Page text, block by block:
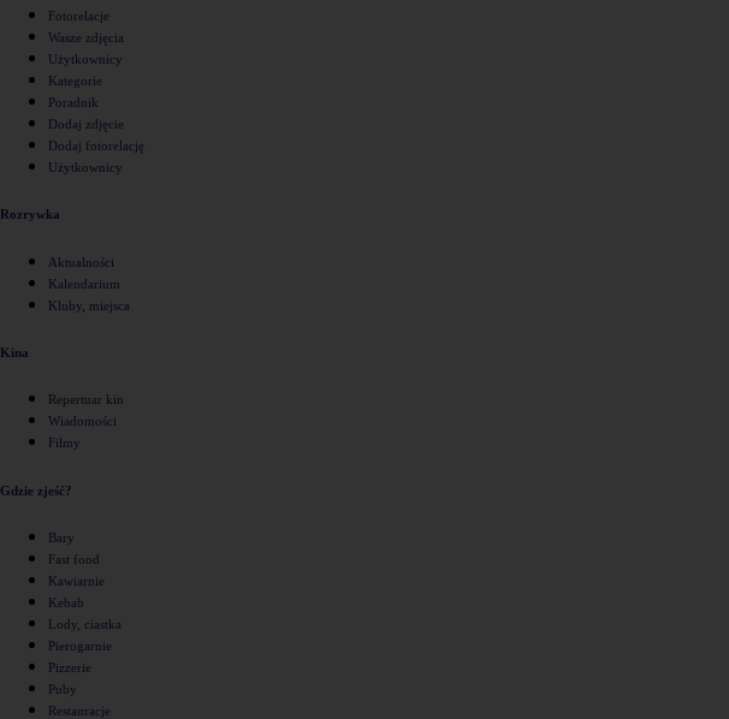
Fotorelacje
Wasze zdjęcia
Użytkownicy
Kategorie
Poradnik
Dodaj zdjęcie
Dodaj fotorelację
Użytkownicy
Rozrywka
Aktualności
Kalendarium
Kluby, miejsca
Kina
Repertuar kin
Wiadomości
Filmy
Gdzie zjeść?
Bary
Fast food
Kawiarnie
Kebab
Lody, ciastka
Pierogarnie
Pizzerie
Puby
Restauracje